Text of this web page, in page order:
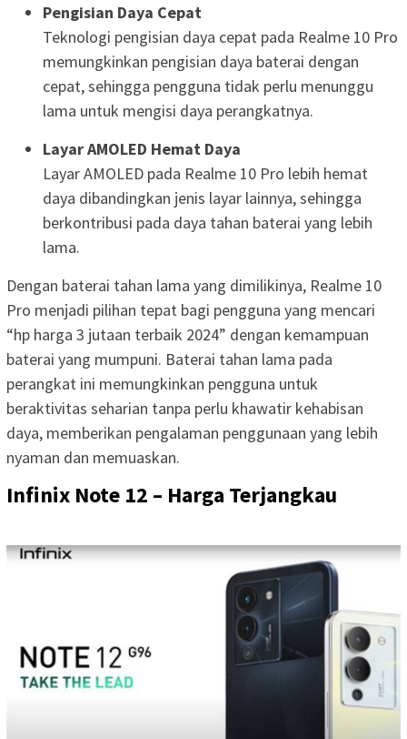
Pengisian Daya Cepat
Teknologi pengisian daya cepat pada Realme 10 Pro
memungkinkan pengisian daya baterai dengan
cepat, sehingga pengguna tidak perlu menunggu
lama untuk mengisi daya perangkatnya.
Layar AMOLED Hemat Daya
Layar AMOLED pada Realme 10 Pro lebih hemat
daya dibandingkan jenis layar lainnya, sehingga
berkontribusi pada daya tahan baterai yang lebih
lama.
Dengan baterai tahan lama yang dimilikinya, Realme 10
Pro menjadi pilihan tepat bagi pengguna yang mencari
“hp harga 3 jutaan terbaik 2024” dengan kemampuan
baterai yang mumpuni. Baterai tahan lama pada
perangkat ini memungkinkan pengguna untuk
beraktivitas seharian tanpa perlu khawatir kehabisan
daya, memberikan pengalaman penggunaan yang lebih
nyaman dan memuaskan.
Infinix Note 12 – Harga Terjangkau